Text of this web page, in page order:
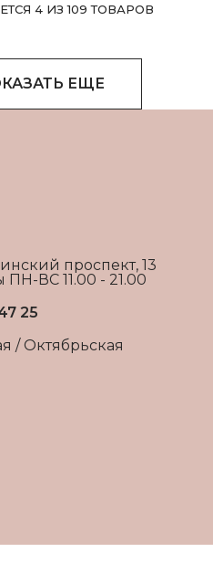
4 ИЗ 109 ТОВАРОВ
ЕЩЕ
проспект, 13
ПН-ВС 11.00 - 21.00
25
/ Октябрьская